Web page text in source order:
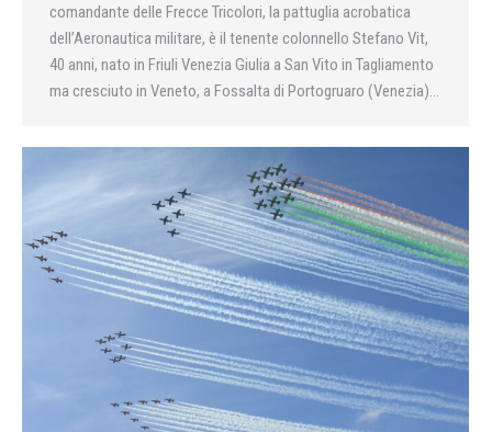
comandante delle Frecce Tricolori, la pattuglia acrobatica
dell’Aeronautica militare, è il tenente colonnello Stefano Vit,
40 anni, nato in Friuli Venezia Giulia a San Vito in Tagliamento
ma cresciuto in Veneto, a Fossalta di Portogruaro (Venezia)…